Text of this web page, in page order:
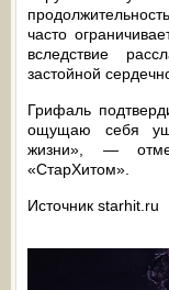
часто
вследствие
застойной
Грифаль
ощущаю себя
жизни», —
«СтарХитом».
Источник starhit.ru